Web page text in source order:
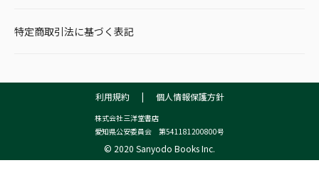
特定商取引法に基づく表記
利用規約 | 個人情報保護方針
株式会社三洋堂書店
愛知県公安委員会 第541181200800号
© 2020 Sanyodo Books Inc.